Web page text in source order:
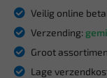
Veilig online
Verzending:
Groot
Lage